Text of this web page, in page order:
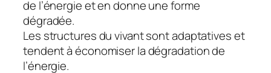
de l’énergie et en donne une forme
dégradée.
Les structures du vivant sont adaptatives et
tendent à économiser la dégradation de
l’énergie.